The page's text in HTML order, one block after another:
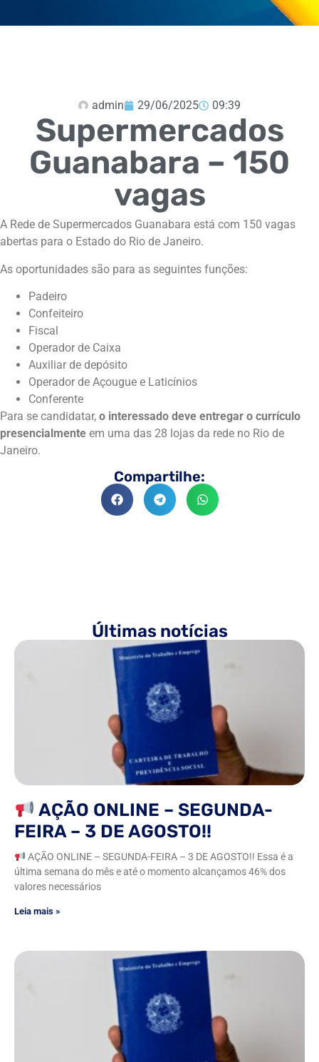
admin 29/06/2025 09:39
Supermercados
Guanabara – 150
vagas
A Rede de Supermercados Guanabara está com 150 vagas
abertas para o Estado do Rio de Janeiro.
As oportunidades são para as seguintes funções:
Padeiro
Confeiteiro
Fiscal
Operador de Caixa
Auxiliar de depósito
Operador de Açougue e Laticínios
Conferente
Para se candidatar, o interessado deve entregar o currículo
presencialmente em uma das 28 lojas da rede no Rio de
Janeiro.
Compartilhe:
Últimas notícias
AÇÃO ONLINE – SEGUNDA-
FEIRA – 3 DE AGOSTO!!
AÇÃO ONLINE – SEGUNDA-FEIRA – 3 DE AGOSTO!! Essa é a
última semana do mês e até o momento alcançamos 46% dos
valores necessários
Leia mais »